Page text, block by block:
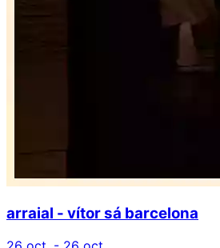
arraial - vítor sá barcelona